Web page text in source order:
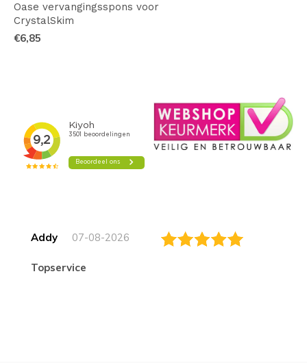
Oase vervangingsspons voor
CrystalSkim
€6,85
Addy 07-08-2026
topservice